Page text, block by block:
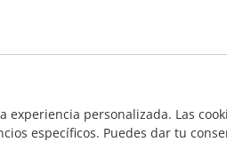
personalizada. Las
específicos. Puedes dar tu